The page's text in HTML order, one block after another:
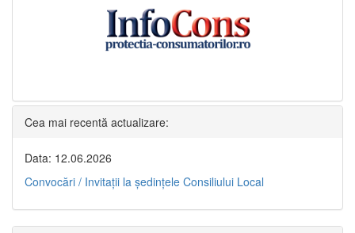
Cea mai recentă actualizare:
Data: 12.06.2026
Convocări / Invitaţii la şedinţele Consiliului Local